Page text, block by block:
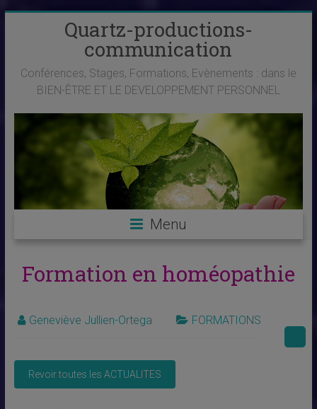
Quartz-productions-
communication
Conférences, Stages, Formations, Evènements : dans le
BIEN-ÊTRE ET LE DEVELOPPEMENT PERSONNEL
Menu
Formation en homéopathie
Geneviève Jullien-Ortega FORMATIONS